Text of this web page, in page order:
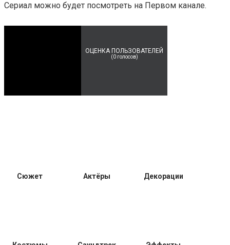
Сериал можно будет посмотреть на Первом канале.
ОЦЕНКА ПОЛЬЗОВАТЕЛЕЙ
(0голосов)
Сюжет Актёры Декорации